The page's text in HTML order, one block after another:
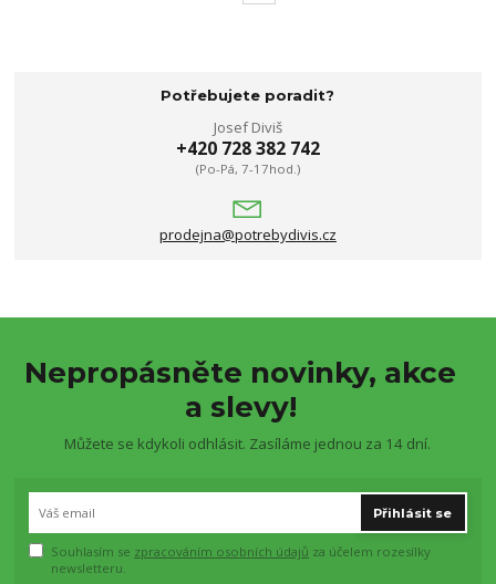
Potřebujete poradit?
Josef Diviš
+420 728 382 742
(Po-Pá, 7-17hod.)
prodejna@potrebydivis.cz
Nepropásněte novinky, akce
a slevy!
Můžete se kdykoli odhlásit. Zasíláme jednou za 14 dní.
Přihlásit se
Souhlasím se zpracováním osobních údajů za účelem rozesílky
newsletteru.